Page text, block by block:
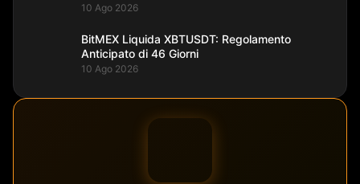
10 Ago 2026
BitMEX Liquida XBTUSDT: Regolamento
Anticipato di 46 Giorni
10 Ago 2026